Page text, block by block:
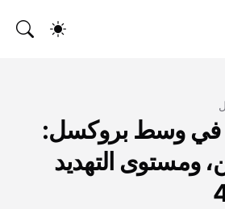
في وسط بروكسل:
ومستوى التهديد